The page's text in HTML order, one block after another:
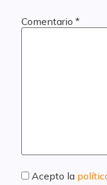
Comentario *
Acepto la